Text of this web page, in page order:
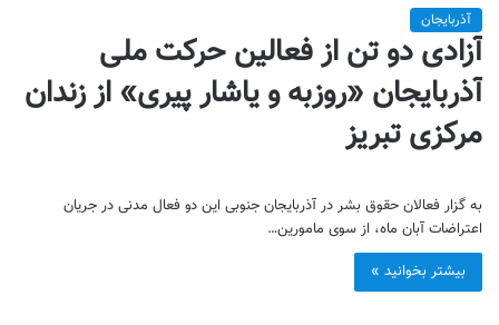
آذربایجان
آزادی دو تن از فعالین حرکت ملی
آذربایجان «روزبه و یاشار پیری» از زندان
مرکزی تبریز
به گزار فعالان حقوق بشر در آذربایجان جنوبی این دو فعال مدنی در جریان
اعتراضات آبان ماه، از سوی مامورین…
بیشتر بخوانید »